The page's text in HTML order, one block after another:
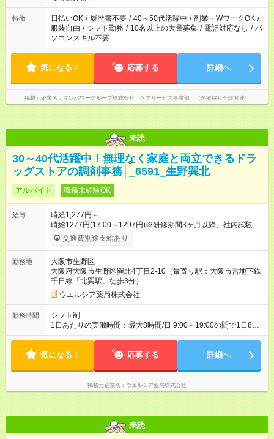
短時間・短期間の就業はご案内が難しい場合があります
特徴 日払いOK / 履歴書不要 / 40～50代活躍中 / 副業・WワークOK /
服装自由 / シフト勤務 / 10名以上の大量募集 / 電話対応なし / パ
ソコンスキル不要
気になる！ 応募する 詳細へ
掲載元企業名 マンパワーグループ株式会社 ケアサービス事業部 （医療福祉介護関連）
未読
30～40代活躍中！無理なく家庭と両立できるドラ
ッグストアの調剤事務│_6591_生野巽北
アルバイト 職種未経験OK
給与
時給1,277円～
時給1277円(17:00～1297円)※研修期間3ヶ月以降、社内試験に
よる更新判定あり 社内試験合格後、時給＋50～100円の昇給あ
り （大学生は＋20円） 試用期間あり：入社日から3ヶ月間／本
間の長さ：3ヶ月 雇用形態、給与は本採用時と同じです。
交通費別途支給あり
勤務地
大阪市生野区
大阪府大阪市生野区巽北4丁目2-10（最寄り駅：大阪市営地下鉄
千日線「北巽駅」徒歩3分）
ウエルシア薬局株式会社
勤務時間
シフト制
1日あたりの実働時間：最大8時間/日 9:00～19:00の間で1日8時
間の勤務 ☆週4～5日の勤務 ※勤務曜日応相談 ☆未経験・無資格
気になる！ 応募する 詳細へ
掲載元企業名 ウエルシア薬局株式会社
未読